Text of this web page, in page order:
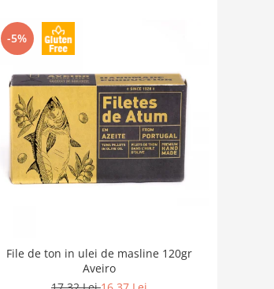
-5%
File de ton in ulei de masline 120gr
Aveiro